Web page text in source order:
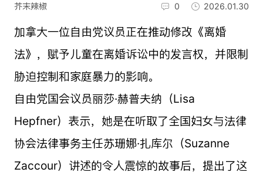
芥末辣椒 0 2026.01.30
加拿大一位自由党议员正在推动修改《离婚
法》，赋予儿童在离婚诉讼中的发言权，并限制
胁迫控制和家庭暴力的影响。
自由党国会议员丽莎·赫普夫纳（Lisa
Hepfner）表示，她是在听取了全国妇女与法律
协会法律事务主任苏珊娜·扎库尔（Suzanne
Zaccour）讲述的令人震惊的故事后，提出了这